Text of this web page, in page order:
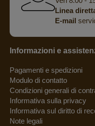
Linea
E-mail
Informazioni e
Pagamenti e spedizioni
Modulo di contatto
Condizioni generali di
Informativa sulla privacy
Informativa sul diritto di
Note legali